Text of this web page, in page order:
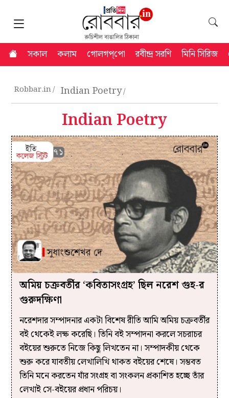
সকাল কলাম গোলগপ্‌পো রবীন্দ্র সরণি মিনি সিরিজ
Robbar.in Indian Poetry
Indian Poetry
অমিয় চক্রবর্তীর ‘কবিতাসংগ্রহ’ ছিল নরেশ গুহ-র
গুরুদক্ষিণা
নরেশদার সম্পাদনার একটা বিশেষ রীতি আমি অমিয় চক্রবর্তীর
বই থেকেই লক্ষ করেছি। তিনি বই সম্পাদনা করলে সচরাচর
বইয়ের শুরুতে নিজে কিছু লিখতেন না। সম্পাদকীয় থেকে
শুরু করে যাবতীয় লেখালিখি থাকত বইয়ের শেষে। সম্ভবত
তিনি মনে করতেন যাঁর সংগ্রহ বা সংকলন প্রকাশিত হচ্ছে তাঁর
লেখাই সে-বইয়ের প্রধান পরিচয়।